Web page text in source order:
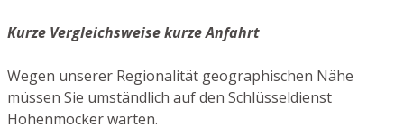
Kurze Vergleichsweise kurze Anfahrt
Wegen unserer Regionalität geographischen Nähe
müssen Sie umständlich auf den Schlüsseldienst
Hohenmocker warten.